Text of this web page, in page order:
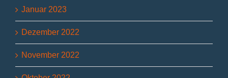
Januar 2023
Dezember 2022
November 2022